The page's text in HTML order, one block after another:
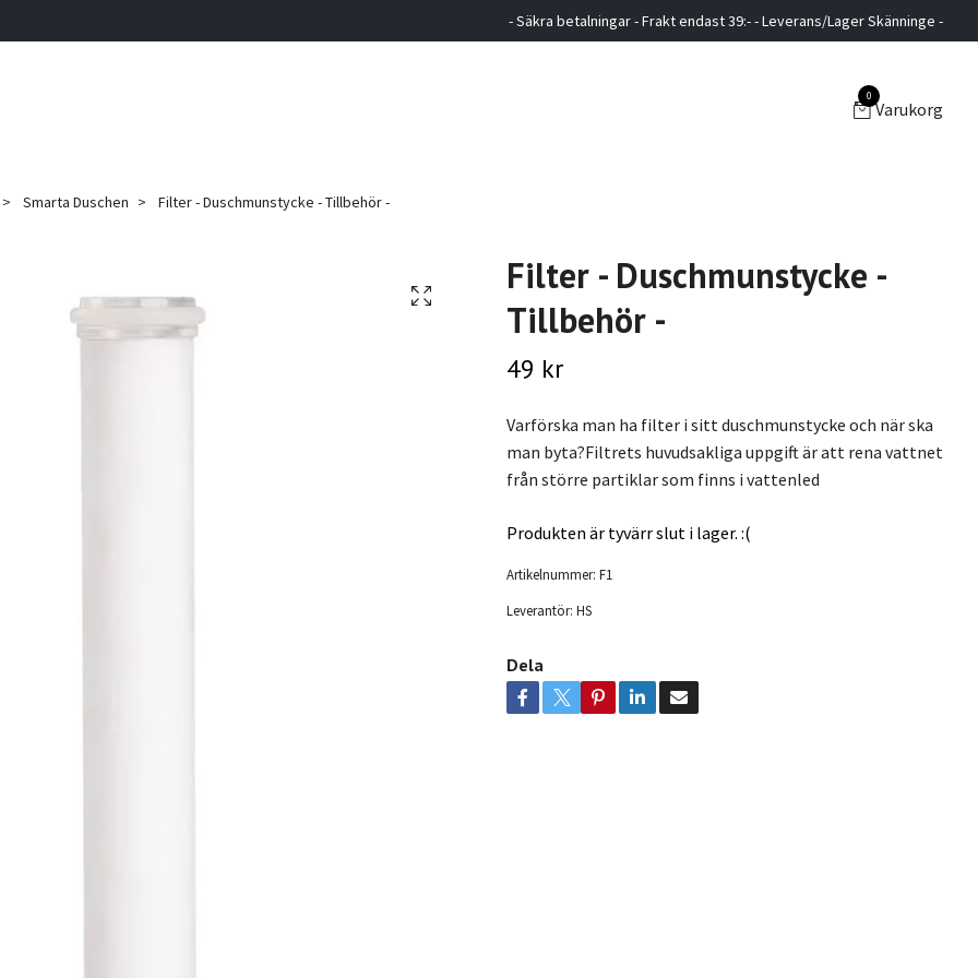
- Säkra betalningar - Frakt endast 39:- - Leverans/Lager Skänninge -
0
Varukorg
Smarta Duschen Filter - Duschmunstycke - Tillbehör -
Filter - Duschmunstycke -
Tillbehör -
49 kr
Varförska man ha filter i sitt duschmunstycke och när ska
man byta?Filtrets huvudsakliga uppgift är att rena vattnet
från större partiklar som finns i vattenled
Produkten är tyvärr slut i lager. :(
Artikelnummer: F1
Leverantör: HS
Dela